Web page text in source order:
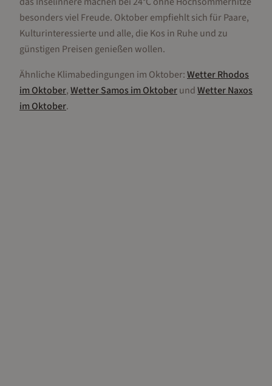
besonders viel Freude. Oktober empfiehlt sich für Paare,
Kulturinteressierte und alle, die Kos in Ruhe und zu
günstigen Preisen genießen wollen.
Ähnliche Klimabedingungen im Oktober:WetterRhodos
imOktober,WetterSamosimOktoberundWetterNaxos
imOktober.